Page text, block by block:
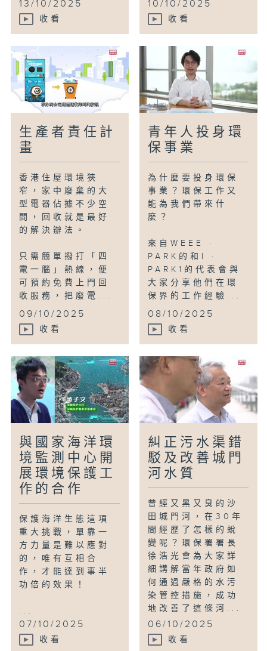
13/10/2025
收看
10/10/2025
收看
生產者責任計
畫
香港住屋環境狹
窄，家中廢棄的大
型電器佔據不少空
間，回收就是最好
的解決辦法。
只需簡單撥打「四
電一腦」熱線，便
可預約免費上門回
收服務，把廢電...
09/10/2025
收看
青年人投身環
保事業
為什麼要投身環保
事業？環保工作又
能為我們帶來什
麼？
來自WEEE ·
PARK的和I ·
PARK1的代表會與
大家分享他們在環
保界的工作經驗...
08/10/2025
收看
與國家海洋環
境監測中心開
展環境保護工
作的合作
保護海洋生態這項
重大挑戰，單靠一
方力量是難以應對
的，唯有互相合
作，才能達到事半
功倍的效果！
...
07/10/2025
收看
糾正污水渠錯
駁及改善城門
河水質
曾經又黑又臭的沙
田城門河，在30年
間經歷了怎樣的蛻
變呢？環保署署長
徐浩光會為大家詳
細講解當年政府如
何通過嚴格的水污
染管控措施，成功
地改善了這條河...
06/10/2025
收看